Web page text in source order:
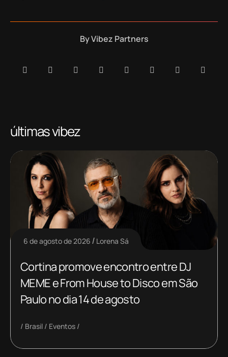
ByVibez Partners
últimas vibez
6 de agosto de 2026 Lorena Sá
Cortina promove encontro entre DJ
MEME e From House to Disco em São
Paulo no dia 14 de agosto
Brasil Eventos